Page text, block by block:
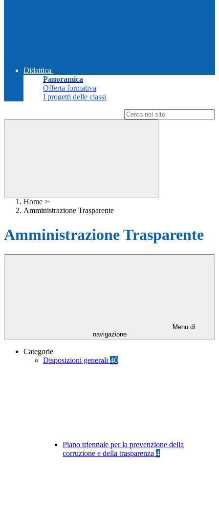
Didattica
Panoramica
Offerta formativa
I progetti delle classi
Home >
Amministrazione Trasparente
Amministrazione Trasparente
Menu di
navigazione
Categorie
Disposizioni generali 40
Piano triennale per la prevenzione della
corruzione e della trasparenza 4